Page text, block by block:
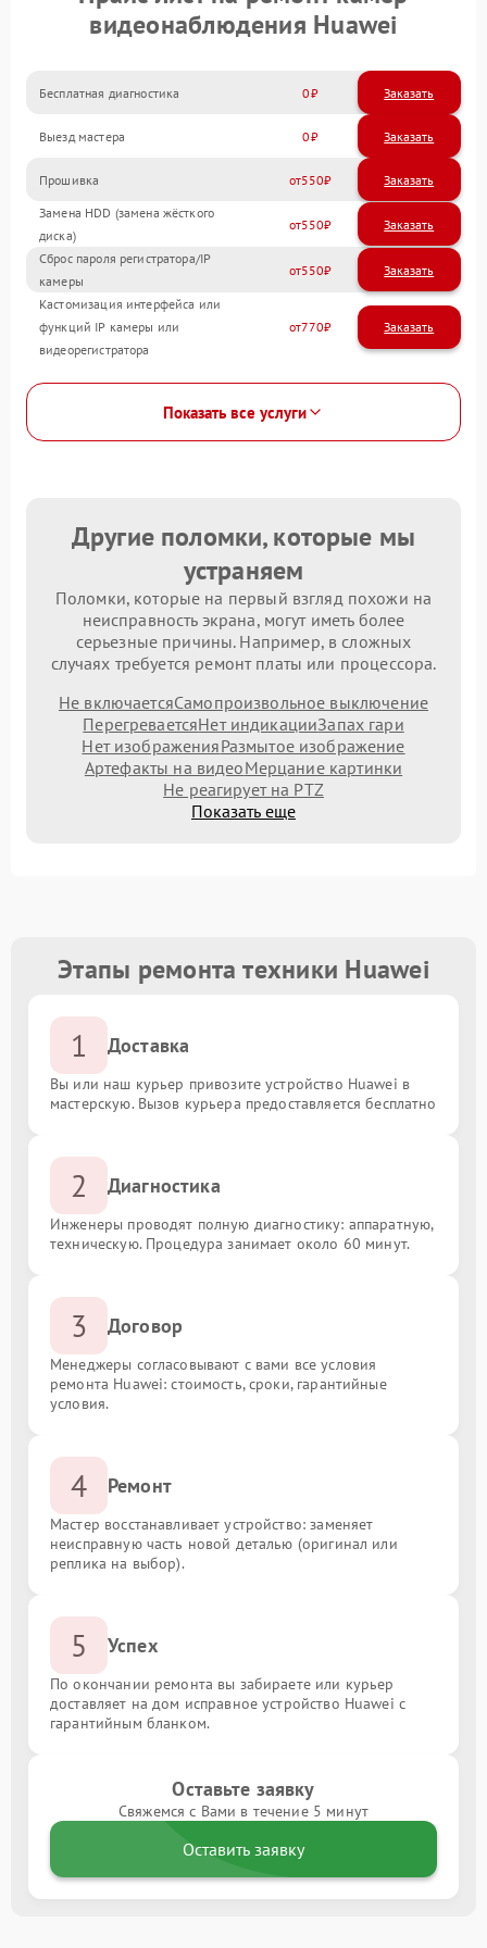
видеонаблюдения Huawei
Бесплатная диагностика 0 Заказать
Выезд мастера 0 Заказать
Прошивка 550
Замена HDD (замена жёсткого
диска)
550
Сброс пароля регистратора/IP
камеры
550
Кастомизация интерфейса или
функций IP камеры или
видеорегистратора
770
Показать все услуги
Другие поломки, которые мы
устраняем
Поломки, которые на первый взгляд похожи на
неисправность экрана, могут иметь более
серьезные причины. Например, в сложных
случаях требуется ремонт платы или процессора.
Не включаетсяСамопроизвольное выключение
ПерегреваетсяНет индикацииЗапах гари
Нет изображенияРазмытое изображение
Артефакты на видеоМерцание картинки
Не реагирует на PTZ
Показать еще
Этапы ремонта техники Huawei
1 Доставка
Вы или наш курьер привозите устройство Huawei в
мастерскую. Вызов курьера предоставляется бесплатно
2 Диагностика
Инженеры проводят полную диагностику: аппаратную,
техническую. Процедура занимает около 60 минут.
3 Договор
Менеджеры согласовывают с вами все условия
ремонта Huawei: стоимость, сроки, гарантийные
условия.
4 Ремонт
Мастер восстанавливает устройство: заменяет
неисправную часть новой деталью (оригинал или
реплика на выбор).
5 Успех
По окончании ремонта вы забираете или курьер
доставляет на дом исправное устройство Huawei с
гарантийным бланком.
Оставьте заявку
Свяжемся с Вами в течение 5 минут
Оставить заявку